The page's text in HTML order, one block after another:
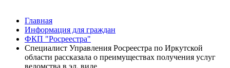
Главная
Информация для граждан
ФКП "Росреестра"
Специалист Управления Росреестра по Иркутской
области рассказала о преимуществах получения услуг
ведомства в эл. виде